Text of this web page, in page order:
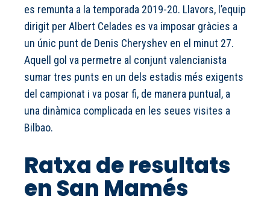
es remunta a la temporada 2019-20. Llavors, l’equip
dirigit per Albert Celades es va imposar gràcies a
un únic punt de Denis Cheryshev en el minut 27.
Aquell gol va permetre al conjunt valencianista
sumar tres punts en un dels estadis més exigents
del campionat i va posar fi, de manera puntual, a
una dinàmica complicada en les seues visites a
Bilbao.
Ratxa de resultats
en San Mamés